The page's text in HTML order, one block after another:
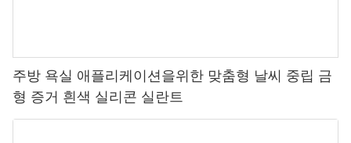
주방 욕실 애플리케이션을위한 맞춤형 날씨 중립 금
형 증거 흰색 실리콘 실란트